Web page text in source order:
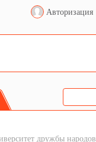
Авторизация
дружбы народов